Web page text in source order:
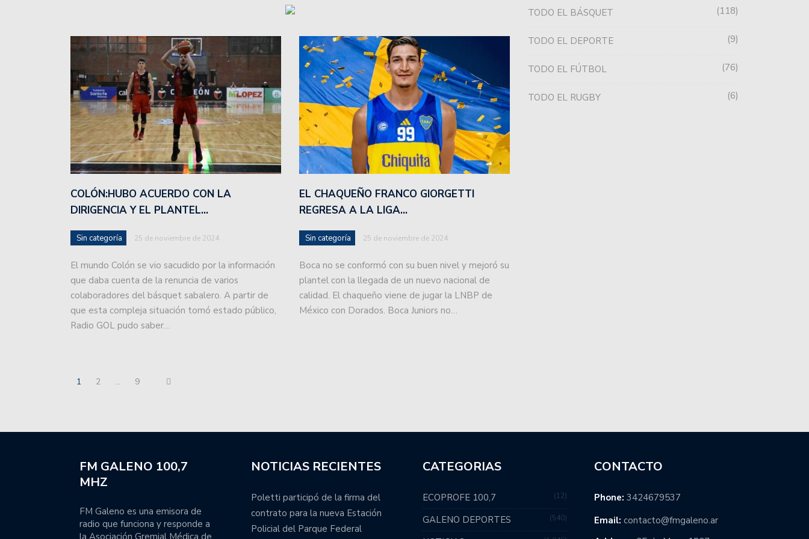
El Club Colón de Emilia sopló 101 velitas.
Se sorteó la Primera Nacional y Colón integrará la Zona B.
El manager Hernán Tettamanti se refirió a los nuevos extranjeros que vestirán
la camiseta de Unión.
Super Rugby Americas: Juan Manuel Leguizamón anunció el plantel de Pampas
para la segunda temporada.
El balance general de las categorías formativas en el 2023.
Atenas regresó a las prácticas para la Liga Argentina: cuándo se suman los
jugadores ausentes.
Movistar Deportes se reestructura: cancelación de varios programas, salida de
periodistas y talentos.
Colón comenzó el operativo retorno a la Primera División.
El Tate a pleno en pretemporada.
Las chicas de Unión van por el ascenso.
COLÓN:HUBO ACUERDO CON LA
DIRIGENCIA Y EL PLANTEL…
Sin categoría 25 de noviembre de 2024
El mundo Colón se vio sacudido por la información
que daba cuenta de la renuncia de varios
colaboradores del básquet sabalero. A partir de
que esta compleja situación tomó estado público,
Radio GOL pudo saber…
EL CHAQUEÑO FRANCO GIORGETTI
REGRESA A LA LIGA…
Sin categoría 25 de noviembre de 2024
Boca no se conformó con su buen nivel y mejoró su
plantel con la llegada de un nuevo nacional de
calidad. El chaqueño viene de jugar la LNBP de
México con Dorados. Boca Juniors no…
1 2 … 9
TODO EL BÁSQUET 118
TODO EL DEPORTE 9
TODO EL FÚTBOL 76
TODO EL RUGBY 6
FM GALENO 100,7
MHZ
FM Galeno es una emisora de
radio que funciona y responde a
la Asociación Gremial Médica de
NOTICIAS RECIENTES
Poletti participó de la firma del
contrato para la nueva Estación
Policial del Parque Federal
CATEGORIAS
ECOPROFE 100,7 12
GALENO DEPORTES 540
CONTACTO
Phone: 3424679537
Email: contacto@fmgaleno.ar